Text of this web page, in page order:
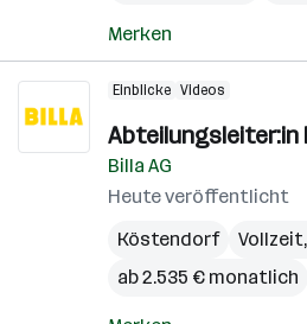
Merken
Einblicke Videos
Abteilungsleiter:in
Billa AG
Heute veröffentlicht
Köstendorf
ab 2.535 € monatlich